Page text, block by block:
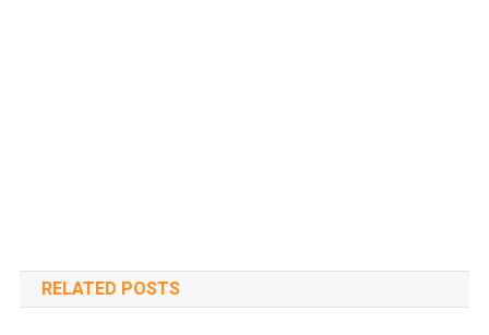
RELATED POSTS